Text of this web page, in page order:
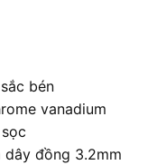
bén
vanadium
đồng 3.2mm